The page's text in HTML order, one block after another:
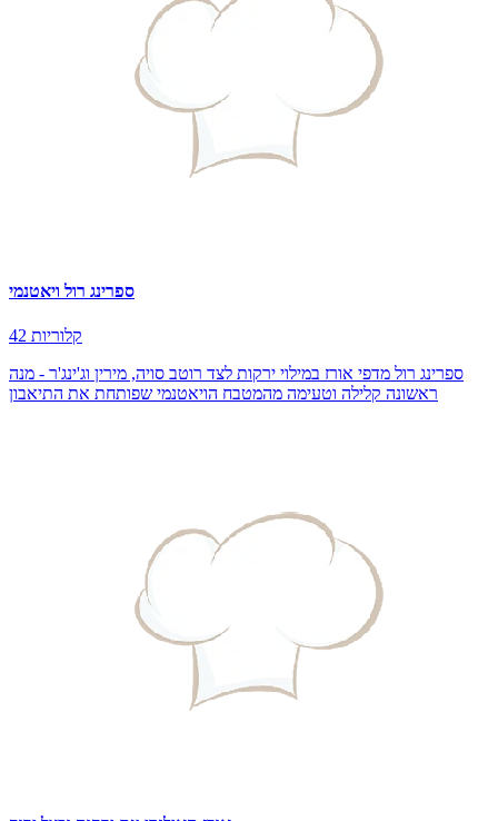
ספרינג רול ויאטנמי
42 קלוריות
ספרינג רול מדפי אורז במילוי ירקות לצד רוטב סויה, מירין וג'ינג'ר - מנה
ראשונה קלילה וטעימה מהמטבח הויאטנמי שפותחת את התיאבון